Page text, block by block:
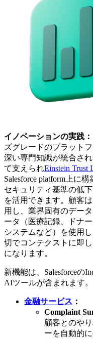
イノベーションの実践：
ズグレードのプラット
深い専門知識が統合され
て支えられEinstein Trust
Salesforce platform上に
セキュリティ基準の低
を活用できます。顧客
用し、業界固有のデー
ータ（医療記録、ドナ
システムなど）を使用
切でコンテクストに即
になります。
新機能は、Salesforceの
AIツールが含まれます。
金融サービス ：
Complaint
顧客とのや
ーを自動的